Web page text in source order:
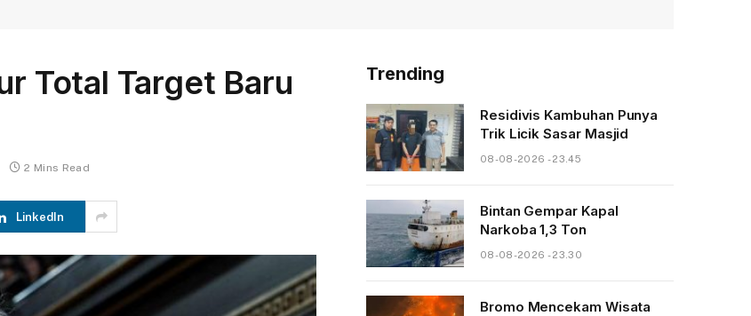
Total Target Baru
2 Mins Read
LinkedIn
Trending
Residivis Kambuhan Punya
Trik Licik Sasar Masjid
08-08-2026 - 23.45
Bintan Gempar Kapal
Narkoba 1,3 Ton
08-08-2026 - 23.30
Bromo Mencekam Wisata